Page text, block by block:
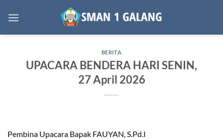
BERITA
UPACARA BENDERA HARI SENIN,
27 April 2026
Pembina Upacara Bapak FAUYAN, S.Pd.I